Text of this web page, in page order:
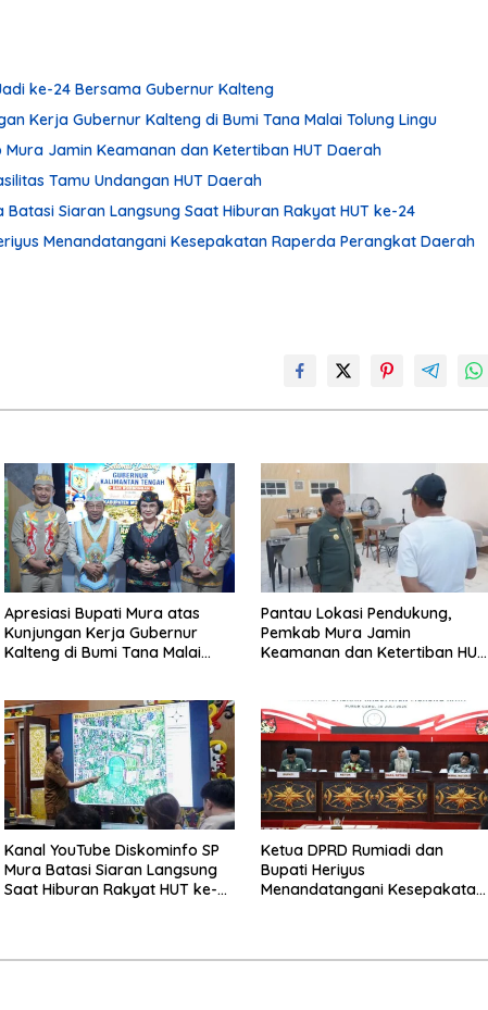
ke-24 Bersama Gubernur Kalteng
Kerja Gubernur Kalteng di Bumi Tana Malai Tolung Lingu
Mura Jamin Keamanan dan Ketertiban HUT Daerah
Tamu Undangan HUT Daerah
Batasi Siaran Langsung Saat Hiburan Rakyat HUT ke-24
Menandatangani Kesepakatan Raperda Perangkat Daerah
Apresiasi Bupati Mura atas
Kunjungan Kerja Gubernur
Kalteng di Bumi Tana Malai
Pantau Lokasi Pendukung,
Pemkab Mura Jamin
Keamanan dan Ketertiban HUT
Kanal YouTube Diskominfo SP
Mura Batasi Siaran Langsung
Saat Hiburan Rakyat HUT ke-
Ketua DPRD Rumiadi dan
Bupati Heriyus
Menandatangani Kesepakatan